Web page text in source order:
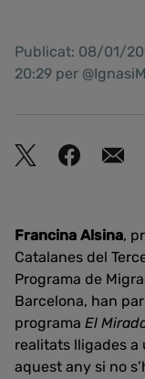
Publicat: 08/01/
20:29 per
Francina Alsina,
Catalanes del
Programa de
Barcelona, han
programa El
realitats lligades a
aquest any si no